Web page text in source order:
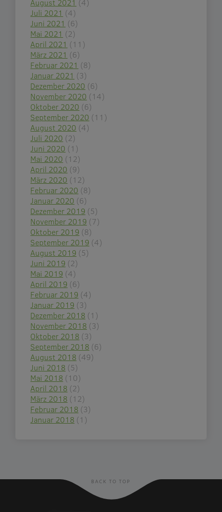
August 2021 (4)
Juli 2021 (4)
Juni 2021 (6)
Mai 2021 (2)
April 2021 (11)
März 2021 (6)
Februar 2021 (8)
Januar 2021 (3)
Dezember 2020 (6)
November 2020 (14)
Oktober 2020 (6)
September 2020 (11)
August 2020 (4)
Juli 2020 (2)
Juni 2020 (1)
Mai 2020 (12)
April 2020 (9)
März 2020 (12)
Februar 2020 (8)
Januar 2020 (6)
Dezember 2019 (5)
November 2019 (7)
Oktober 2019 (8)
September 2019 (4)
August 2019 (5)
Juni 2019 (2)
Mai 2019 (4)
April 2019 (6)
Februar 2019 (4)
Januar 2019 (3)
Dezember 2018 (1)
November 2018 (3)
Oktober 2018 (3)
September 2018 (6)
August 2018 (49)
Juni 2018 (5)
Mai 2018 (10)
April 2018 (2)
März 2018 (12)
Februar 2018 (3)
Januar 2018 (1)
BACK TO TOP